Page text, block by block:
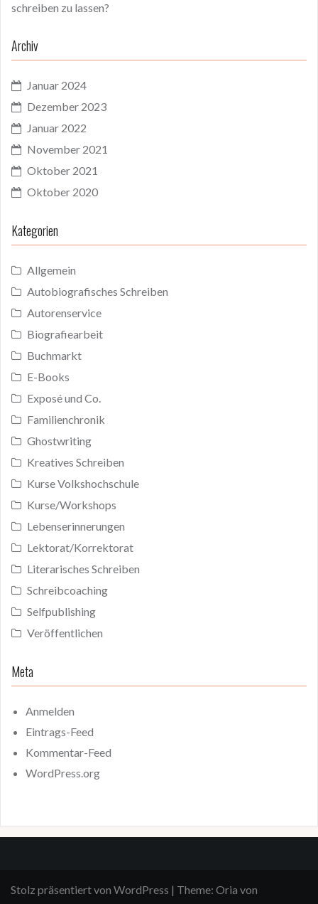
schreiben zu lassen?
Archiv
Januar 2024
Dezember 2023
Januar 2022
November 2021
Oktober 2021
Oktober 2020
Kategorien
Allgemein
Autobiografisches Schreiben
Autorenservice
Biografiearbeit
Buchmarkt
E-Books
Exposé und Co.
Familienchronik
Ghostwriting
Kreatives Schreiben
Kurse Volkshochschule
Kurse/Workshops
Lebenserinnerungen
Lektorat/Korrektorat
Literarisches Schreiben
Schreibcoaching
Selfpublishing
Veröffentlichen
Meta
Anmelden
Eintrags-Feed
Kommentar-Feed
WordPress.org
Stolz präsentiert von WordPress | Theme: Oria von